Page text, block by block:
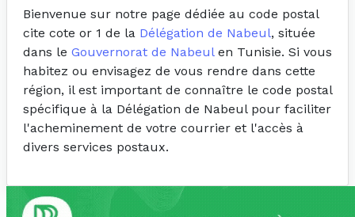
Bienvenue sur notre page dédiée au code postal
cite cote or 1 de la Délégation de Nabeul, située
dans le Gouvernorat de Nabeulen Tunisie. Si vous
habitez ou envisagez de vous rendre dans cette
région, il est important de connaître le code postal
spécifique à la Délégation de Nabeul pour faciliter
l'acheminement de votre courrier et l'accès à
divers services postaux.